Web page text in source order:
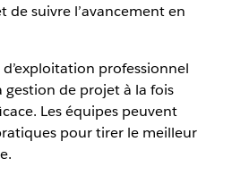
de suivre l’avancement en
professionnel
de projet à la fois
Les équipes peuvent
pour tirer le meilleur